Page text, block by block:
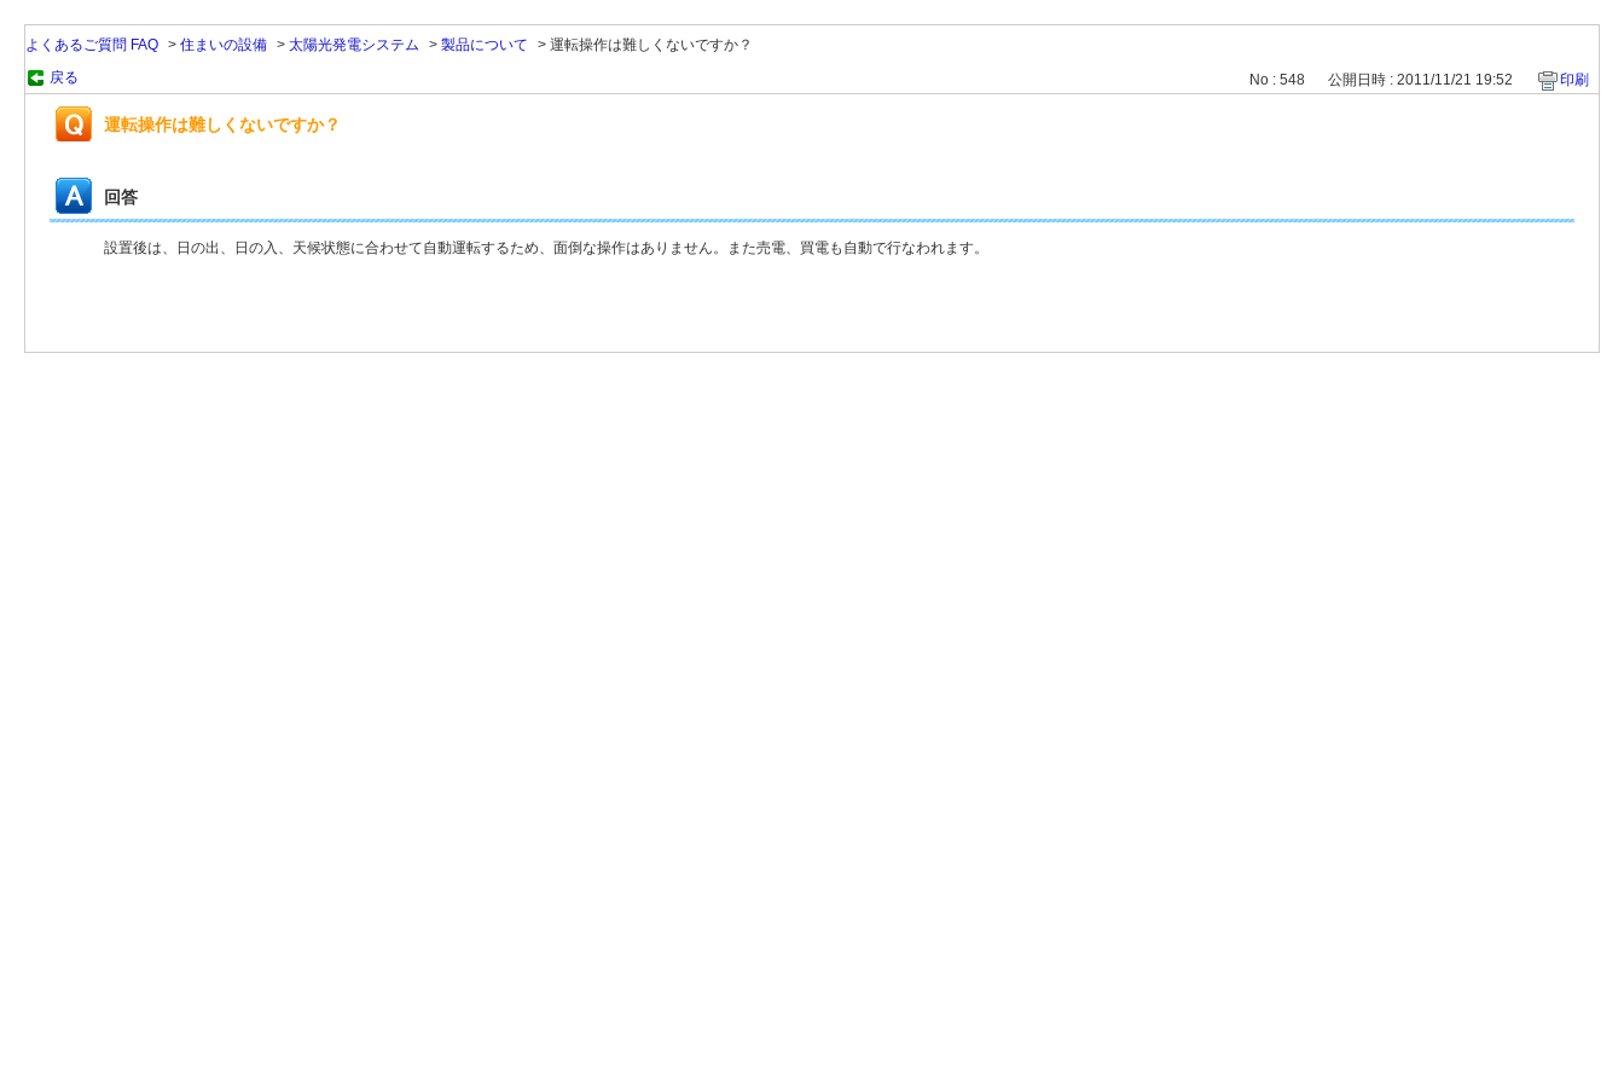
よくあるご質問 FAQ > 住まいの設備 > 太陽光発電システム > 製品について > 運転操作は難しくないですか？
戻る
No : 548 公開日時 : 2011/11/21 19:52 印刷
運転操作は難しくないですか？
回答
設置後は、日の出、日の入、天候状態に合わせて自動運転するため、面倒な操作はありません。また売電、買電も自動で行なわれます。